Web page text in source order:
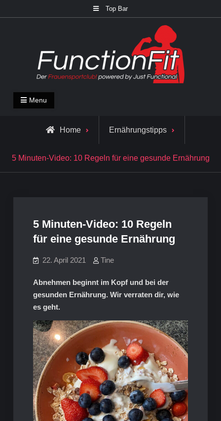
to
Top Bar
FunctionFit Blog
Fitness und Lifestyle Blog
Menu
Home Ernährungstipps
5 Minuten-Video: 10 Regeln für eine gesunde Ernährung
5 Minuten-Video: 10 Regeln
für eine gesunde Ernährung
22. April 2021 Tine
Abnehmen beginnt im Kopf und bei der
gesunden Ernährung. Wir verraten dir, wie
es geht.